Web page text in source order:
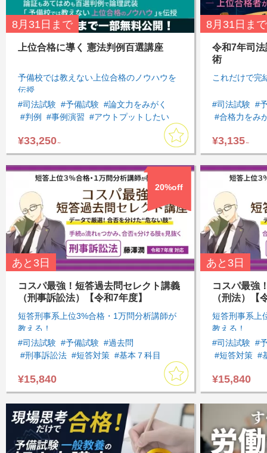
上位合格に導く 憲法判例百選講座
予備校では教えない上位合格のノウハウを
伝授
#司法試験 #予備試験 #論文力をみがく
#判例
#事例演習 #アウトプットしたい
#憲法
#論文対策
¥33,250 ～
8月31日 まで
令和7年司
術
これだけで完
#司法試験 #
#合格力をみ
#商法・会社
#刑事訴訟法
#司法試験過
¥3,135 ～
8月31日 まで
コスパ最強！短答過去問セレクト講義
（刑事訴訟法）【令和7年度】
短答刑事系上位3%合格・1万問分析講師が
教える！
#司法試験 #予備試験 #過去問
#刑事訴訟法 #短答対策 #基本７科目
20%off
¥15,840
あと 3日
コスパ最強
（刑法）【
短答刑事系上
教える！
#司法試験 #
#短答対策 #
¥15,840
あと 3日